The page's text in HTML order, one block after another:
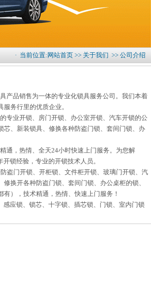
· 当前位置: 网站首页 >> 关于我们 >> 公司介绍
产品销售为一体的专业化锁具服务公司。我们本着
务行里的优质企业。
专业开锁、房门开锁、办公室开锁、汽车开锁的公
芯、新装锁具、修换各种防盗门锁、套间门锁、办
通，热情、全天24小时快速上门服务。为您解
锁经验，专业的开锁技术人员。
盗门开锁、开柜锁、文件柜开锁、玻璃门开锁、汽
换开各种防盗门锁、套间门锁、办公桌柜的锁、
），技术精通，热情、快速上门服务！
应锁、锁芯、十字锁、插芯锁、门锁、室内门锁